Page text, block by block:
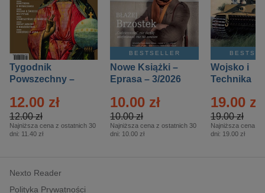
Tygodnik
Powszechny –
12.00 zł
12.00 zł
Najniższa cena z ostatnich 30
dni: 11.40 zł
BESTSELLER
Nowe Książki –
Eprasa – 3/2026
10.00 zł
10.00 zł
Najniższa cena z ostatnich 30
dni: 10.00 zł
Wojsko i
Technika
– 2/2026
19.00 zł
19.00 zł
Najniższa cena z
dni: 19.00 zł
Nexto Reader
Polityka Prywatności